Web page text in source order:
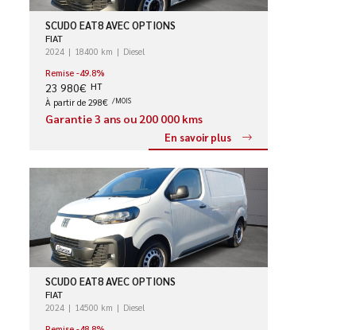
SCUDO EAT8 AVEC OPTIONS
FIAT
2024 18400 km
Diesel
Remise -49.8%
23 980€ HT
À partir de 298€ /MOIS
Garantie 3 ans ou 200 000 kms
En savoir plus
SCUDO EAT8 AVEC OPTIONS
FIAT
2024 14500 km
Diesel